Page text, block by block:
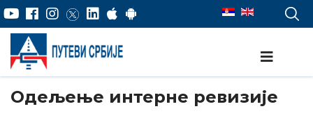
Одељење интерне ревизије